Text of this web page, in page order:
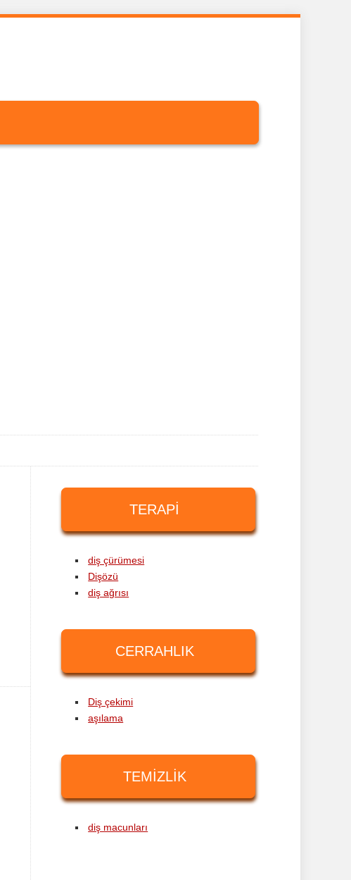
TERAPI
diş çürümesi
Dişözü
diş ağrısı
CERRAHLIK
Diş çekimi
aşılama
TEMIZLIK
diş macunları